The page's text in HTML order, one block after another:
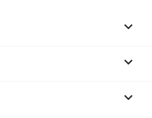


